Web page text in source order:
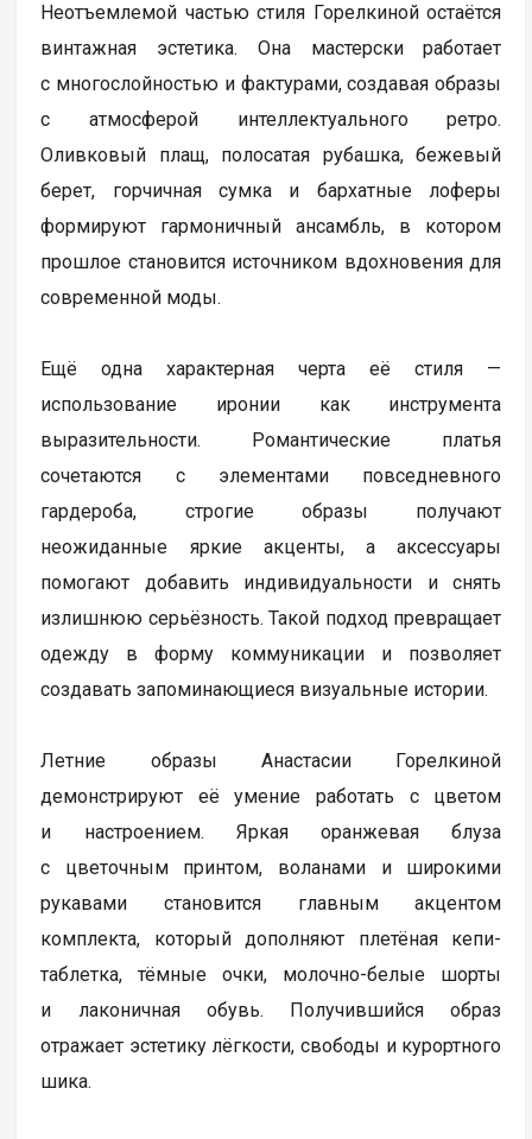
Неотъемлемой частью стиля Горелкиной остаётся
винтажная эстетика. Она мастерски работает
с многослойностью и фактурами, создавая образы
с атмосферой интеллектуального ретро.
Оливковый плащ, полосатая рубашка, бежевый
берет, горчичная сумка и бархатные лоферы
формируют гармоничный ансамбль, в котором
прошлое становится источником вдохновения для
современной моды.
Ещё одна характерная черта её стиля —
использование иронии как инструмента
выразительности. Романтические платья
сочетаются с элементами повседневного
гардероба, строгие образы получают
неожиданные яркие акценты, а аксессуары
помогают добавить индивидуальности и снять
излишнюю серьёзность. Такой подход превращает
одежду в форму коммуникации и позволяет
создавать запоминающиеся визуальные истории.
Летние образы Анастасии Горелкиной
демонстрируют её умение работать с цветом
и настроением. Яркая оранжевая блуза
с цветочным принтом, воланами и широкими
рукавами становится главным акцентом
комплекта, который дополняют плетёная кепи-
таблетка, тёмные очки, молочно-белые шорты
и лаконичная обувь. Получившийся образ
отражает эстетику лёгкости, свободы и курортного
шика.